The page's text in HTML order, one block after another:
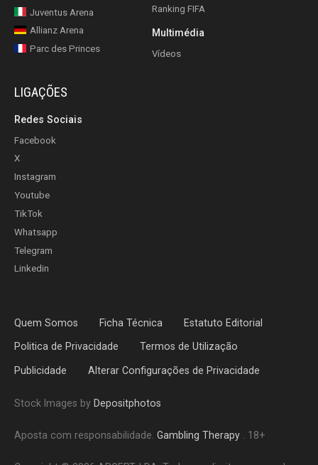
Juventus Arena
Allianz Arena
Parc des Princes
Ranking FIFA
Multimédia
Vídeos
LIGAÇÕES
Redes Sociais
Facebook
X
Instagram
Youtube
TikTok
Whatsapp
Telegram
Linkedin
Quem Somos Ficha Técnica Estatuto Editorial
Politica de Privacidade Termos de Utilização
Publicidade Alterar Configurações de Privacidade
Stock Images by Depositphotos
Aposta com responsabilidade. Gambling Therapy. 18+